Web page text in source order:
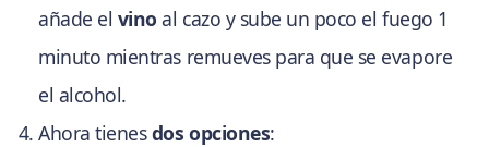
añade el vino al cazo y sube un poco el fuego 1
minuto mientras remueves para que se evapore
el alcohol.
Ahora tienesdos opciones: